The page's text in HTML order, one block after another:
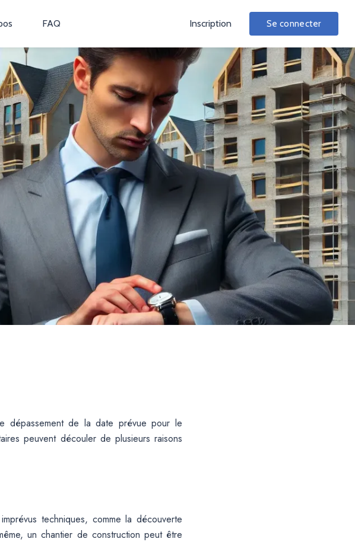
FAQ Inscription Se connecter
dépassement de la date prévue pour le
peuvent découler de plusieurs raisons
techniques, comme la découverte
un chantier de construction peut être